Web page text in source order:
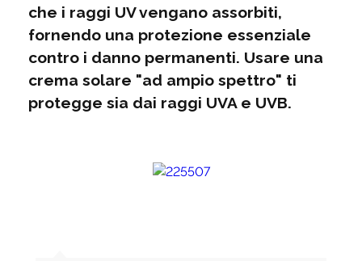
che i raggi UV vengano assorbiti,
fornendo una protezione essenziale
contro i danno permanenti. Usare una
crema solare "ad ampio spettro" ti
protegge sia dai raggi UVA e UVB.